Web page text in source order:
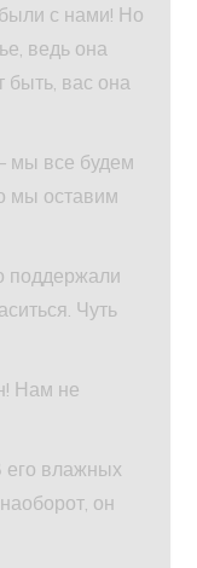
с нами! Но
ведь она
быть, вас она
мы все будем
мы оставим
поддержали
Чуть
Нам не
его влажных
он